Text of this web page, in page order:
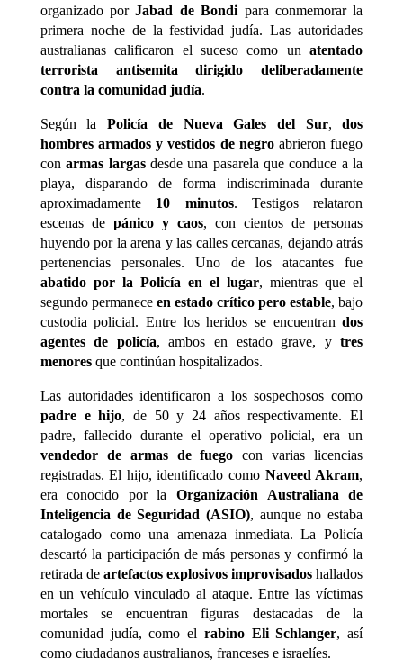
organizado porJabad de Bondi para conmemorar la
primera noche de la festividad judía. Las autoridades
australianas calificaron el suceso como unatentado
terrorista antisemita dirigido deliberadamente
contra la comunidad judía.
Según laPolicía de Nueva Gales del Sur,dos
hombres armados y vestidos de negroabrieron fuego
conarmas largasdesde una pasarela que conduce a la
playa, disparando de forma indiscriminada durante
aproximadamente 10 minutos. Testigos relataron
escenas de pánico y caos, con cientos de personas
huyendo por la arena y las calles cercanas, dejando atrás
pertenencias personales. Uno de los atacantes fue
abatido por la Policía en el lugar, mientras que el
segundo permanece en estado crítico pero estable, bajo
custodia policial. Entre los heridos se encuentrandos
agentes de policía, ambos en estado grave, ytres
menoresque continúan hospitalizados.
Las autoridades identificaron a los sospechosos como
padre e hijo, de 50 y 24 años respectivamente. El
padre, fallecido durante el operativo policial, era un
vendedor de armas de fuego con varias licencias
registradas. El hijo, identificado como Naveed Akram,
era conocido por laOrganización Australiana de
Inteligencia de Seguridad (ASIO), aunque no estaba
catalogado como una amenaza inmediata. La Policía
descartó la participación de más personas y confirmó la
retirada de artefactos explosivos improvisados hallados
en un vehículo vinculado al ataque. Entre las víctimas
mortales se encuentran figuras destacadas de la
comunidad judía, como el rabino Eli Schlanger, así
como ciudadanos australianos, franceses e israelíes.